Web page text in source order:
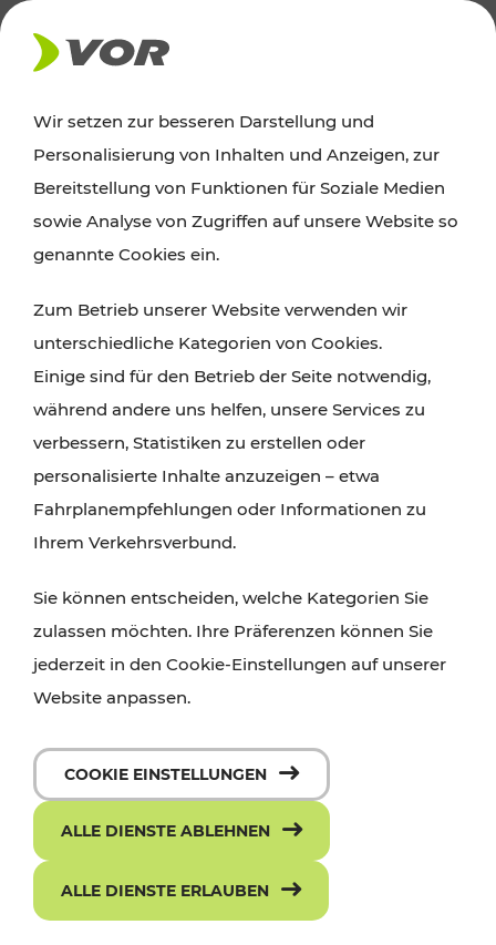
AKTUELLES
Ausflugstipps
Wien, Niederösterreich und das Burgenland
Wanderungen, Kultur und Gastronomie,
Radtouren oder purer Naturgenuss – viele
Attraktionen sind mit den Ticket- und Fahrplan-
Angeboten des VOR gut und schnell erreichbar.
Wir setzen zur besseren Darstellung und
Personalisierung von Inhalten und Anzeigen, zur
Bereitstellung von Funktionen für Soziale Medien
sowie Analyse von Zugriffen auf unsere Website so
genannte Cookies ein.
Zum Betrieb unserer Website verwenden wir
unterschiedliche Kategorien von Cookies.
Einige sind für den Betrieb der Seite notwendig,
während andere uns helfen, unsere Services zu
verbessern, Statistiken zu erstellen oder
personalisierte Inhalte anzuzeigen – etwa
Fahrplanempfehlungen oder Informationen zu
Ihrem Verkehrsverbund.
Sie können entscheiden, welche Kategorien Sie
zulassen möchten. Ihre Präferenzen können Sie
jederzeit in den Cookie-Einstellungen auf unserer
Website anpassen.
COOKIE EINSTELLUNGEN
ALLE DIENSTE ABLEHNEN
ALLE DIENSTE ERLAUBEN